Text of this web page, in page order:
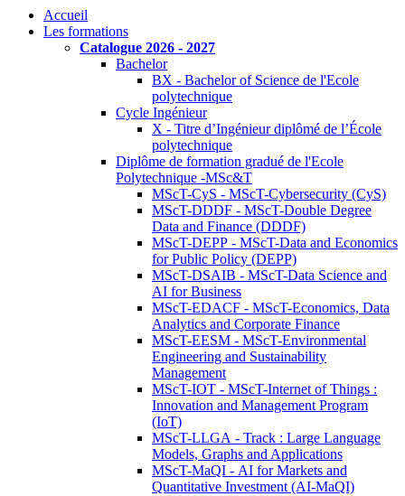
Accueil
Les formations
Catalogue 2026 - 2027
Bachelor
BX - Bachelor of Science de l'Ecole
polytechnique
Cycle Ingénieur
X - Titre d’Ingénieur diplômé de l’École
polytechnique
Diplôme de formation gradué de l'Ecole
Polytechnique -MSc&T
MScT-CyS - MScT-Cybersecurity (CyS)
MScT-DDDF - MScT-Double Degree
Data and Finance (DDDF)
MScT-DEPP - MScT-Data and Economics
for Public Policy (DEPP)
MScT-DSAIB - MScT-Data Science and
AI for Business
MScT-EDACF - MScT-Economics, Data
Analytics and Corporate Finance
MScT-EESM - MScT-Environmental
Engineering and Sustainability
Management
MScT-IOT - MScT-Internet of Things :
Innovation and Management Program
(IoT)
MScT-LLGA - Track : Large Language
Models, Graphs and Applications
MScT-MaQI - AI for Markets and
Quantitative Investment (AI-MaQI)